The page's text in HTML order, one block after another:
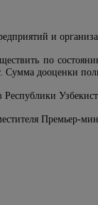
и
по
дооценки
Премьер-